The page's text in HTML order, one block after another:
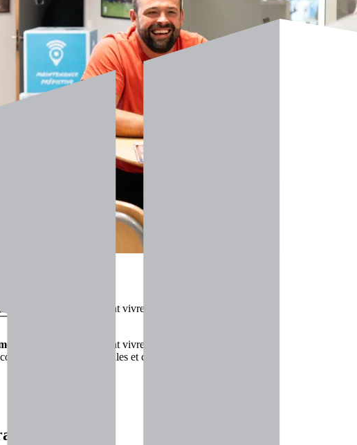
et les hommes qui font vivre nos métiers chaque jour. Leurs expériences,
et les homme s qui font vivre nos métiers chaque jour. Leurs expériences,
les histoires de celles et ceux qui construisent l’avenir de CIMME :